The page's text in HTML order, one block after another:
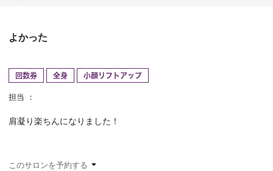
お問い合わせ
よかった
回数券 全身 小顔リフトアップ
担当 ：
肩凝り楽ちんになりました！
このサロンを予約する